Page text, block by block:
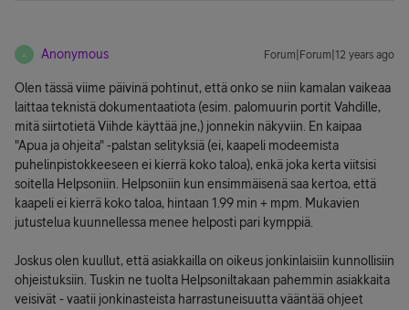
A Anonymous Forum|Forum|12 years ago
Olen tässä viime päivinä pohtinut, että onko se niin kamalan vaikeaa
laittaa teknistä dokumentaatiota (esim. palomuurin portit Vahdille,
mitä siirtotietä Viihde käyttää jne,) jonnekin näkyviin. En kaipaa
"Apua ja ohjeita" -palstan selityksiä (ei, kaapeli modeemista
puhelinpistokkeeseen ei kierrä koko taloa), enkä joka kerta viitsisi
soitella Helpsoniin. Helpsoniin kun ensimmäisenä saa kertoa, että
kaapeli ei kierrä koko taloa, hintaan 1.99 min + mpm. Mukavien
jutustelua kuunnellessa menee helposti pari kymppiä.
Joskus olen kuullut, että asiakkailla on oikeus jonkinlaisiin kunnollisiin
ohjeistuksiin. Tuskin ne tuolta Helpsoniltakaan pahemmin asiakkaita
veisivät - vaatii jonkinasteista harrastuneisuutta vääntää ohjeet